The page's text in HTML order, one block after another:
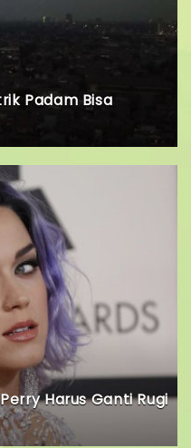
Padam Bisa
Harus Ganti Rugi